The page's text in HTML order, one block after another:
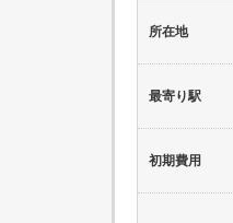
所在地
最寄り駅
初期費用